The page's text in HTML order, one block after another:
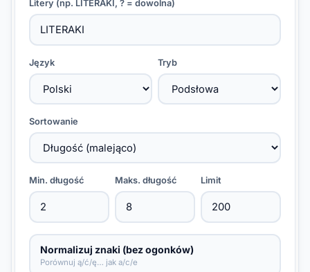
Litery (np. LITERAKI, ? = dowolna)
Język Tryb
Sortowanie
Min. długość Maks. długość Limit
Normalizuj znaki (bez ogonków)
Porównuj ą/ć/ę… jak a/c/e